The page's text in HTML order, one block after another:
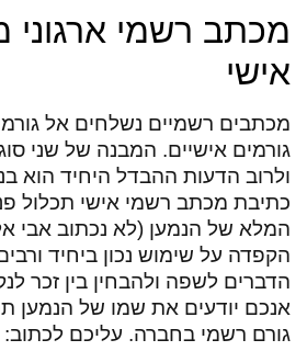
מכתב רשמי ארגוני
אישי
מכתבים רשמיים נשלחים אל
גורמים אישיים. המבנה של שני
ולרוב הדעות ההבדל היחיד הוא
כתיבת מכתב רשמי אישי תכלול
המלא של הנמען (לא נכתוב אבי
הקפדה על שימוש נכון ביחיד
הדברים לשפה ולהבחין בין זכר
אנכם יודעים את שמו של הנמען
גורם רשמי בחברה. עליכם לכתוב: